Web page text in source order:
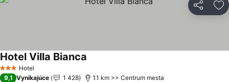
Zdieľať
3 Počet hviezdičiek
Hotel
Hotel Villa Bianca
9,1 Vynikajúce 1 428 1.1 km >> Centrum mesta